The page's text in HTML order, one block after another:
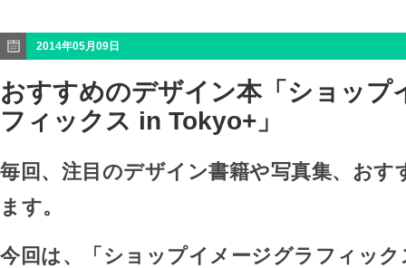
2014年05月09日
おすすめのデザイン本「ショップ
フィックス in Tokyo+」
毎回、注目のデザイン書籍や写真集、おす
ます。
今回は、「ショップイメージグラフィッ